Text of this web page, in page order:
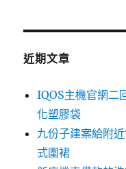
鍵
近期文章
IQOS主機官網二
化塑膠袋
九份子建案給附
式圍裙